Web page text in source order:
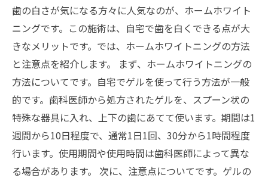
歯の白さが気になる方々に人気なのが、ホームホワイト
ニングです。この施術は、自宅で歯を白くできる点が大
きなメリットです。では、ホームホワイトニングの方法
と注意点を紹介します。 まず、ホームホワイトニングの
方法についてです。自宅でゲルを使って行う方法が一般
的です。歯科医師から処方されたゲルを、スプーン状の
特殊な器具に入れ、上下の歯にあてて使います。期間は1
週間から10日程度で、通常1日1回、30分から1時間程度
行います。使用期間や使用時間は歯科医師によって異な
る場合があります。 次に、注意点についてです。ゲルの